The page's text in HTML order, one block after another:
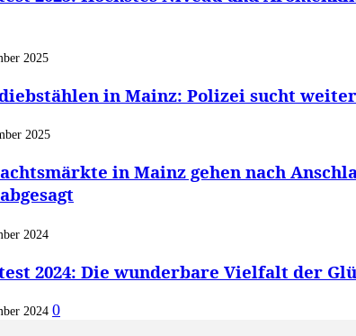
2025
in Mainz: Polizei sucht
2025
in Mainz gehen nach
2024
2024: Die wunderbare Vielfalt der
2024 0